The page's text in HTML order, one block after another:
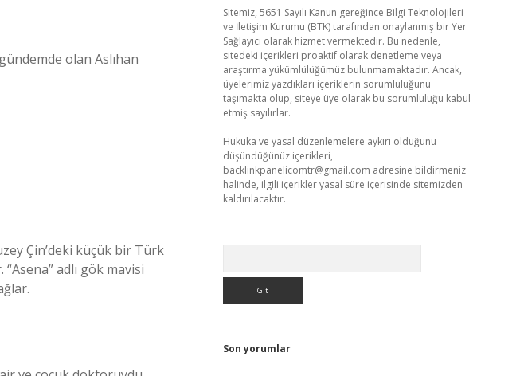
olan Aslıhan
Çin’deki küçük bir Türk
adlı gök mavisi
Sitemiz, 5651 Sayılı Kanun gereğince Bilgi Teknolojileri
ve İletişim Kurumu (BTK) tarafından onaylanmış bir Yer
Sağlayıcı olarak hizmet vermektedir. Bu nedenle,
sitedeki içerikleri proaktif olarak denetleme veya
araştırma yükümlülüğümüz bulunmamaktadır. Ancak,
üyelerimiz yazdıkları içeriklerin sorumluluğunu
taşımakta olup, siteye üye olarak bu sorumluluğu kabul
etmiş sayılırlar.
Hukuka ve yasal düzenlemelere aykırı olduğunu
düşündüğünüz içerikleri,
backlinkpanelicomtr@gmail.com adresine bildirmeniz
halinde, ilgili içerikler yasal süre içerisinde sitemizden
kaldırılacaktır.
Son yorumlar